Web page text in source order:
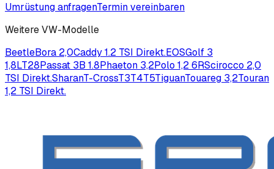
Umrüstung anfragenTermin vereinbaren
WeitereVW-Modelle
BeetleBora 2,0Caddy 1.2 TSI Direkt.EOSGolf 3
1,8LT28Passat 3B 1.8Phaeton 3,2Polo 1,2 6RScirocco 2,0
TSI Direkt.SharanT-CrossT3T4T5TiguanTouareg 3,2Touran
1,2 TSI Direkt.